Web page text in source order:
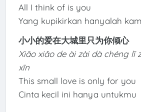
All I think of is you
Yang kupikirkan hanyalah
小小的爱在大城里只为你倾心
Xiǎo xiǎo de ài zài dà chéng lǐ
xīn
This small love is only for you
Cinta kecil ini hanya untukmu